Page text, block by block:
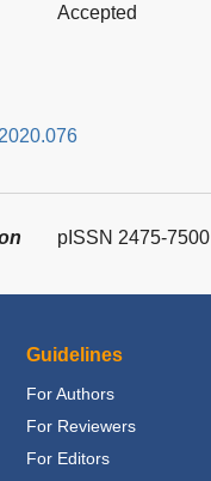
Accepted
pISSN 2475-7500
Guidelines
For Authors
For Reviewers
For Editors